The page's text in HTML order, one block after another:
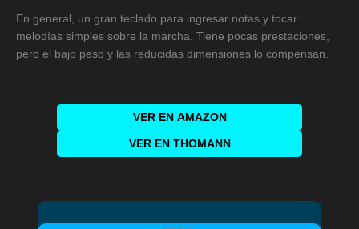
En general, un gran teclado para ingresar notas y tocar
melodías simples sobre la marcha. Tiene pocas prestaciones,
pero el bajo peso y las reducidas dimensiones lo compensan.
VER EN AMAZON
VER EN THOMANN